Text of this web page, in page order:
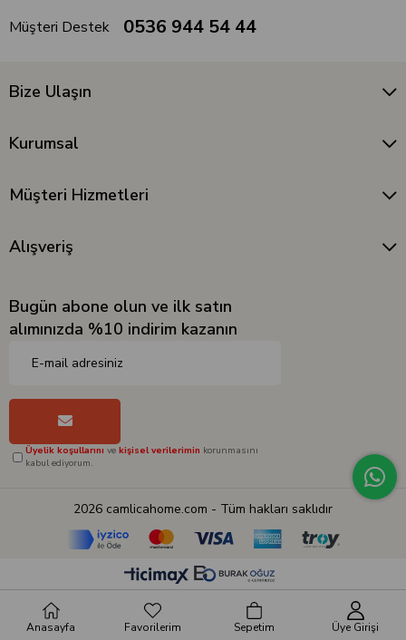
Müşteri Destek 0536 944 54 44
Bize Ulaşın
Kurumsal
Müşteri Hizmetleri
Alışveriş
Bugün abone olun ve ilk satın
alımınızda %10 indirim kazanın
Üyelik koşullarını ve kişisel verilerimin korunmasını
kabul ediyorum.
2026 camlicahome.com - Tüm hakları saklıdır
Anasayfa Favorilerim Sepetim Üye Girişi